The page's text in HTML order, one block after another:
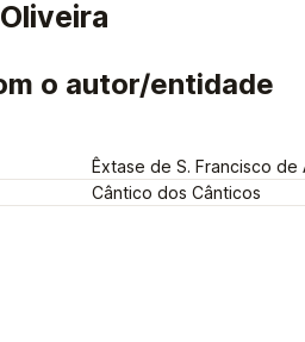
o autor/entidade
Êxtase de S. Francisco de
Cântico dos Cânticos